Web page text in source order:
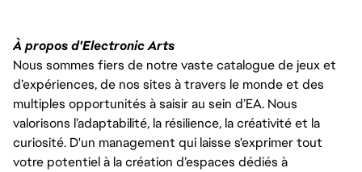
À propos d'Electronic Arts
Nous sommes fiers de notre vaste catalogue de jeux et
d’expériences, de nos sites à travers le monde et des
multiples opportunités à saisir au sein d’EA. Nous
valorisons l’adaptabilité, la résilience, la créativité et la
curiosité. D'un management qui laisse s'exprimer tout
votre potentiel à la création d’espaces dédiés à